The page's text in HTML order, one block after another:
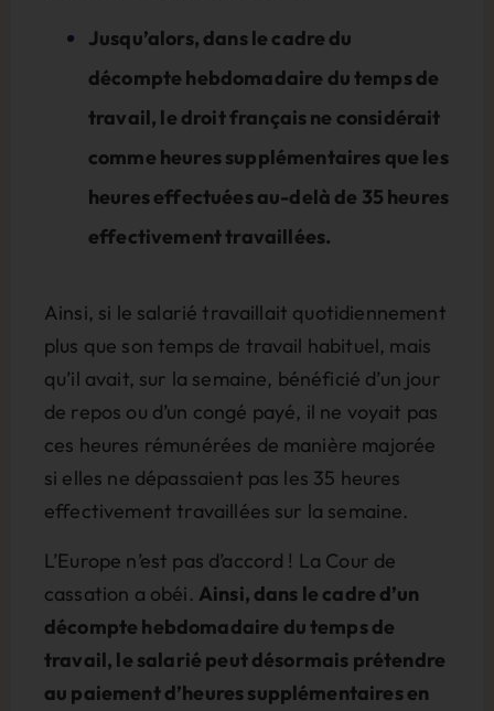
Jusqu’alors, dans le cadre du
décompte hebdomadaire du temps de
travail, le droit français ne considérait
comme heures supplémentaires que les
heures effectuées au-delà de 35 heures
effectivement travaillées.
Ainsi, si le salarié travaillait quotidiennement
plus que son temps de travail habituel, mais
qu’il avait, sur la semaine, bénéficié d’un jour
de repos ou d’un congé payé, il ne voyait pas
ces heures rémunérées de manière majorée
si elles ne dépassaient pas les 35 heures
effectivement travaillées sur la semaine.
L’Europe n’est pas d’accord ! La Cour de
cassation a obéi. Ainsi, dans le cadre d’un
décompte hebdomadaire du temps de
travail, le salarié peut désormais prétendre
au paiement d’heures supplémentaires en